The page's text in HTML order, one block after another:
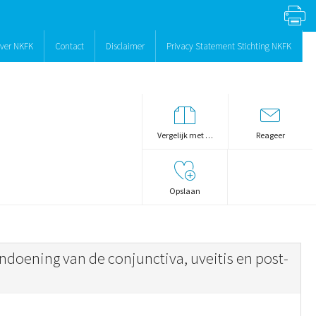
NKFK Contact Disclaimer Privacy Statement Stichting NKFK
Vergelijk met … Reageer
Opslaan
van de conjunctiva, uveitis en post-